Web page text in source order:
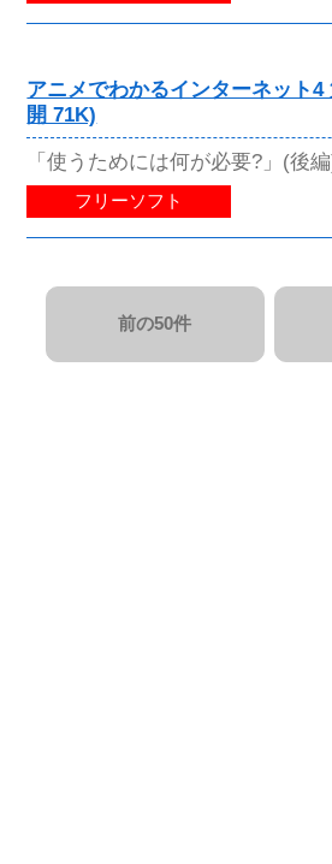
アニメでわかるインターネット4
開 71K)
「使うためには何が必要?」(後
フリーソフト
前の50件